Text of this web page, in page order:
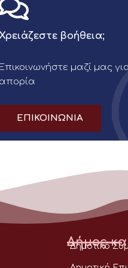
Χρειάζεστε βοήθεια;
Επικοινωνήστε μαζί μας
απορία
ΕΠΙΚΟΙΝΩΝΙΑ
Δήμος
Δημοτικό